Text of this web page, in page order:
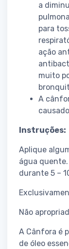
a
para
ação
muito
A
Instruções:
Aplique
água
durante 5 –
Não
A Cânfora é
de óleo